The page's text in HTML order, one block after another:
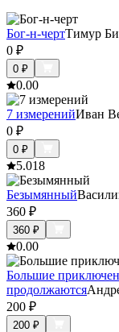
Бог-н-чертТимур
0 ₽
0 ₽
0.00
7 измеренийИван
0 ₽
0 ₽
5.018
Безымянный
360 ₽
360 ₽
0.00
Большие
продолжаются
200 ₽
200 ₽